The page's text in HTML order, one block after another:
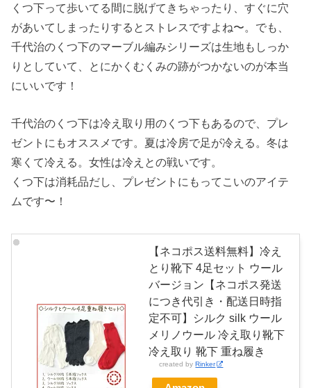
くつ下って歩いてる間に脱げてきちゃったり、すぐに穴
があいてしまったりするとストレスですよね〜。でも、
千代治のくつ下のマーブル編みシリーズは生地もしっか
りとしていて、とにかくむくみの跡がつかないのが本当
にいいです！
千代治のくつ下は冷え取り用のくつ下もあるので、プレ
ゼントにもオススメです。夏は冷房で足が冷える。冬は
寒くて冷える。女性は冷えとの戦いです。
くつ下は消耗品だし、プレゼントにもってこいのアイテ
ムです〜！
【ネコポス送料無料】冷え
とり靴下 4足セット ウール
バージョン【ネコポス発送
につき代引き・配送日時指
定不可】シルク silk ウール
メリノウール 冷え取り靴下
冷え取り 靴下 重ね履き
created byRinker